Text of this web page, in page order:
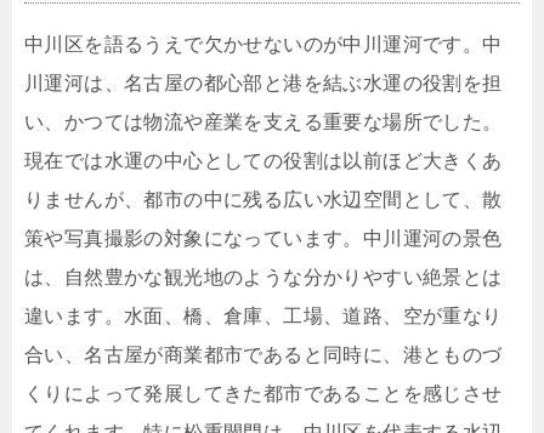
中川区を語るうえで欠かせないのが中川運河です。中
川運河は、名古屋の都心部と港を結ぶ水運の役割を担
い、かつては物流や産業を支える重要な場所でした。
現在では水運の中心としての役割は以前ほど大きくあ
りませんが、都市の中に残る広い水辺空間として、散
策や写真撮影の対象になっています。中川運河の景色
は、自然豊かな観光地のような分かりやすい絶景とは
違います。水面、橋、倉庫、工場、道路、空が重なり
合い、名古屋が商業都市であると同時に、港とものづ
くりによって発展してきた都市であることを感じさせ